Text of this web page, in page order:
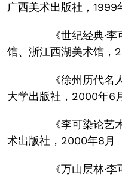
广西美术出版社，1999
《世纪经典·李
馆、浙江西湖美术馆，
《徐州历代名人
大学出版社，2000年6
《李可染论艺术
术出版社，2000年8月
《万山层林·李